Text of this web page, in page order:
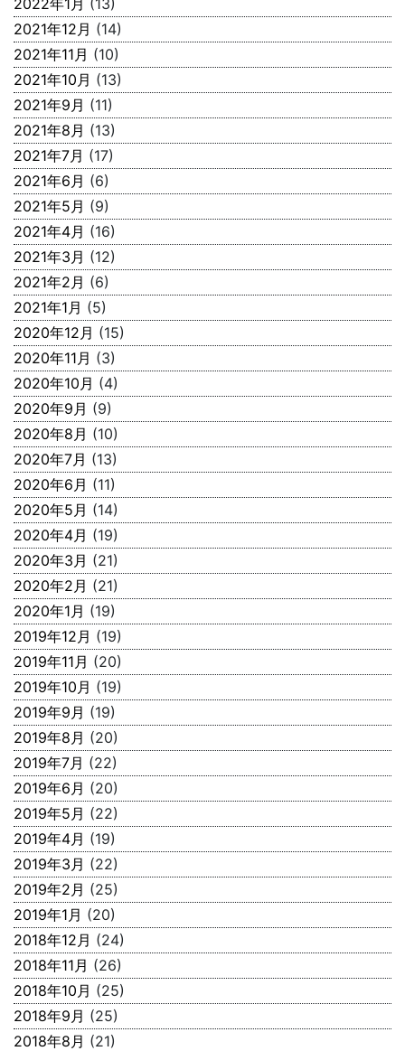
2021年12月 (14)
2021年11月 (10)
2021年10月 (13)
2021年9月 (11)
2021年8月 (13)
2021年7月 (17)
2021年6月 (6)
2021年5月 (9)
2021年4月 (16)
2021年3月 (12)
2021年2月 (6)
2021年1月 (5)
2020年12月 (15)
2020年11月 (3)
2020年10月 (4)
2020年9月 (9)
2020年8月 (10)
2020年7月 (13)
2020年6月 (11)
2020年5月 (14)
2020年4月 (19)
2020年3月 (21)
2020年2月 (21)
2020年1月 (19)
2019年12月 (19)
2019年11月 (20)
2019年10月 (19)
2019年9月 (19)
2019年8月 (20)
2019年7月 (22)
2019年6月 (20)
2019年5月 (22)
2019年4月 (19)
2019年3月 (22)
2019年2月 (25)
2019年1月 (20)
2018年12月 (24)
2018年11月 (26)
2018年10月 (25)
2018年9月 (25)
2018年8月 (21)